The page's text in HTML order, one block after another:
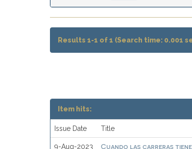
Results 1-1 of 1 (Search time: 0.001
Item hits:
Issue Date Title
9-Aug-2023 Cuando las carreras